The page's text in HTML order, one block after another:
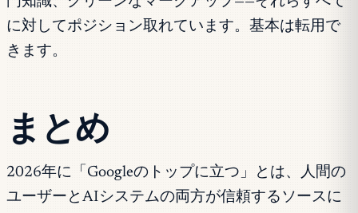
に対してポジション取れています。基本は転用で
きます。
まとめ
2026年に「Googleのトップに立つ」とは、人間の
ユーザーとAIシステムの両方が信頼するソースに